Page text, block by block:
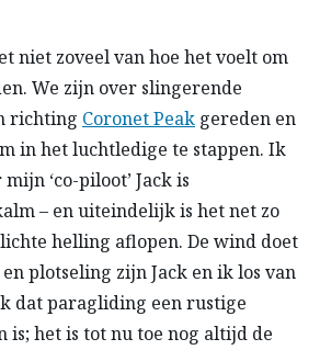
niet zoveel van hoe het voelt om
We zijn over slingerende
richting Coronet Peak gereden en
in het luchtledige te stappen. Ik
‘co-piloot’ Jack is
– en uiteindelijk is het net zo
helling aflopen. De wind doet
plotseling zijn Jack en ik los van
dat paragliding een rustige
is; het is tot nu toe nog altijd de